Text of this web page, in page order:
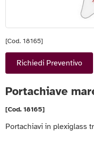
[Cod. 18165]
Richiedi Preventivo
Portachiave
[Cod. 18165]
Portachiavi in plexiglass